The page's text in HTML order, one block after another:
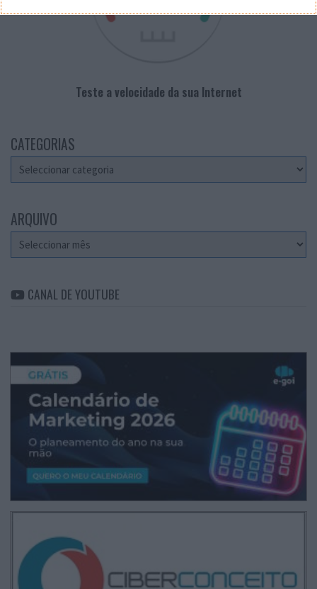
Teste a velocidade da sua Internet
CATEGORIAS
Categorias
ARQUIVO
Arquivo
CANAL DE YOUTUBE